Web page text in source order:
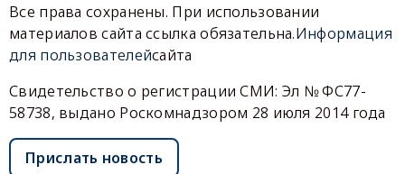
Все права сохранены. При использовании
материалов сайта ссылка обязательна.Информация
для пользователейсайта
Свидетельство о регистрации СМИ: Эл № ФС77-
58738, выдано Роскомнадзором 28 июля 2014 года
Прислать новость